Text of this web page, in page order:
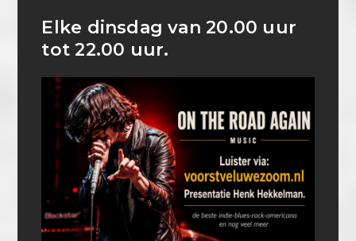
Elke dinsdag van 20.00 uur
tot 22.00 uur.